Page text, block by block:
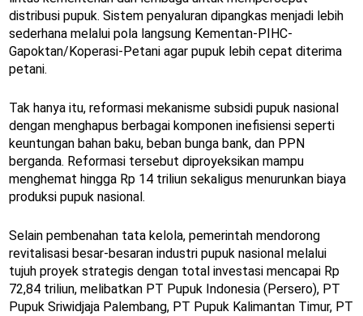
distribusi pupuk. Sistem penyaluran dipangkas menjadi lebih
sederhana melalui pola langsung Kementan-PIHC-
Gapoktan/Koperasi-Petani agar pupuk lebih cepat diterima
petani.
Tak hanya itu, reformasi mekanisme subsidi pupuk nasional
dengan menghapus berbagai komponen inefisiensi seperti
keuntungan bahan baku, beban bunga bank, dan PPN
berganda. Reformasi tersebut diproyeksikan mampu
menghemat hingga Rp 14 triliun sekaligus menurunkan biaya
produksi pupuk nasional.
Selain pembenahan tata kelola, pemerintah mendorong
revitalisasi besar-besaran industri pupuk nasional melalui
tujuh proyek strategis dengan total investasi mencapai Rp
72,84 triliun, melibatkan PT Pupuk Indonesia (Persero), PT
Pupuk Sriwidjaja Palembang, PT Pupuk Kalimantan Timur, PT